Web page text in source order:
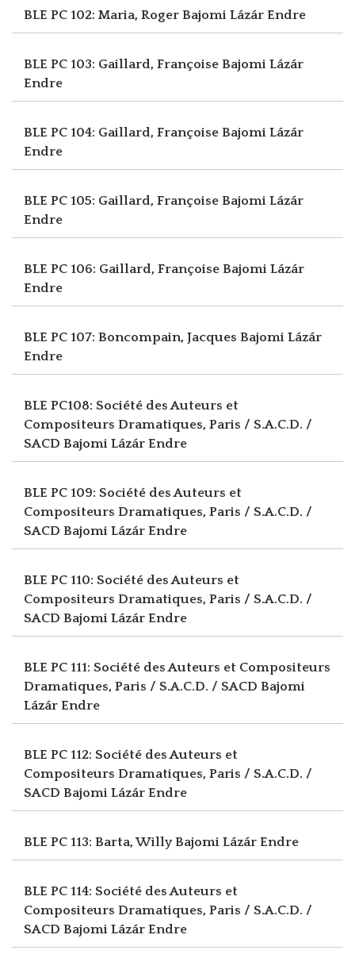
BLE PC 102: Maria, Roger Bajomi Lázár Endre
BLE PC 103: Gaillard, Françoise Bajomi Lázár
Endre
BLE PC 104: Gaillard, Françoise Bajomi Lázár
Endre
BLE PC 105: Gaillard, Françoise Bajomi Lázár
Endre
BLE PC 106: Gaillard, Françoise Bajomi Lázár
Endre
BLE PC 107: Boncompain, Jacques Bajomi Lázár
Endre
BLE PC108: Société des Auteurs et
Compositeurs Dramatiques, Paris / S.A.C.D. /
SACD Bajomi Lázár Endre
BLE PC 109: Société des Auteurs et
Compositeurs Dramatiques, Paris / S.A.C.D. /
SACD Bajomi Lázár Endre
BLE PC 110: Société des Auteurs et
Compositeurs Dramatiques, Paris / S.A.C.D. /
SACD Bajomi Lázár Endre
BLE PC 111: Société des Auteurs et Compositeurs
Dramatiques, Paris / S.A.C.D. / SACD Bajomi
Lázár Endre
BLE PC 112: Société des Auteurs et
Compositeurs Dramatiques, Paris / S.A.C.D. /
SACD Bajomi Lázár Endre
BLE PC 113: Barta, WillyBajomi Lázár Endre
BLE PC 114: Société des Auteurs et
Compositeurs Dramatiques, Paris / S.A.C.D. /
SACD Bajomi Lázár Endre